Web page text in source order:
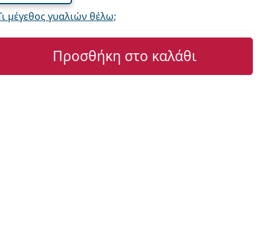
μέγεθος γυαλιών θέλω;
Προσθήκη στο καλάθι